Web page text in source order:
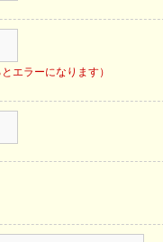
エラーになります）